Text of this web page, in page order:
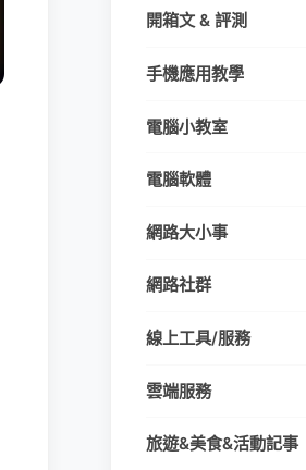
開箱文 & 評測
手機應用教學
電腦小教室
電腦軟體
網路大小事
網路社群
線上工具/服務
雲端服務
旅遊&美食&活動記事